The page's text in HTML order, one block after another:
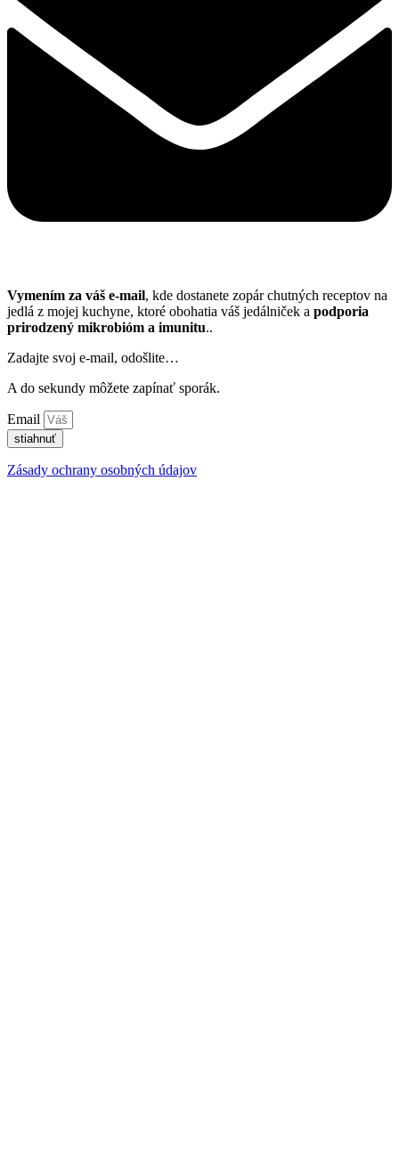
Vymením za váš e-mail, kde dostanete zopár chutných receptov na
jedlá z mojej kuchyne, ktoré obohatia váš jedálniček a podporia
prirodzený mikrobióm a imunitu..
Zadajte svoj e-mail, odošlite…
A do sekundy môžete zapínať sporák.
Email
stiahnuť
Zásady ochrany osobných údajov